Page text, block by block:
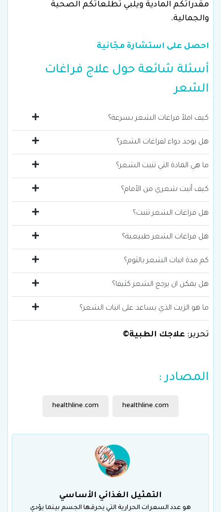
مقدراتكم المادية ويلبي تطلعاتكم الصحية
والجمالية.
احصل على استشارة مجّانية
أسئلة شائعة حول علاج فراغات
الشعر
كيف املأ فراغات الشعر بسرعة؟
هل يوجد دواء لفراغات الشعر؟
ما هي المادة التي تنبت الشعر؟
كيف أنبت شعري من الأمام؟
هل فراغات الشعر تنبت؟
هل فراغات الشعر طبيعية؟
كم مدة انبات الشعر بالثوم؟
هل يمكن ان يرجع الشعر كثيفا؟
ما هو الزيت الذي يساعد على انبات الشعر؟
تحرير: علاجك الطبية©
المصادر :
healthline.com
healthline.com
التمثيل الغذائي الأساسي
هو عدد السعرات الحرارية التي يحرقها الجسم بينما يؤدي